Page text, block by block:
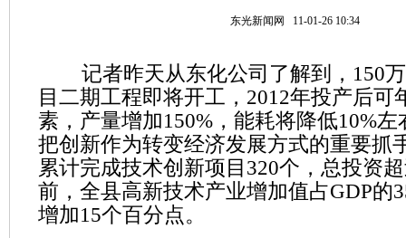
东光新闻网 11-01-26 10:34
记者昨天从东化公司了解到，150万
目二期工程即将开工，2012年投产后可
素，产量增加150%，能耗将降低10%
把创新作为转变经济发展方式的重要抓
累计完成技术创新项目320个，总投资
前，全县高新技术产业增加值占GDP的
增加15个百分点。